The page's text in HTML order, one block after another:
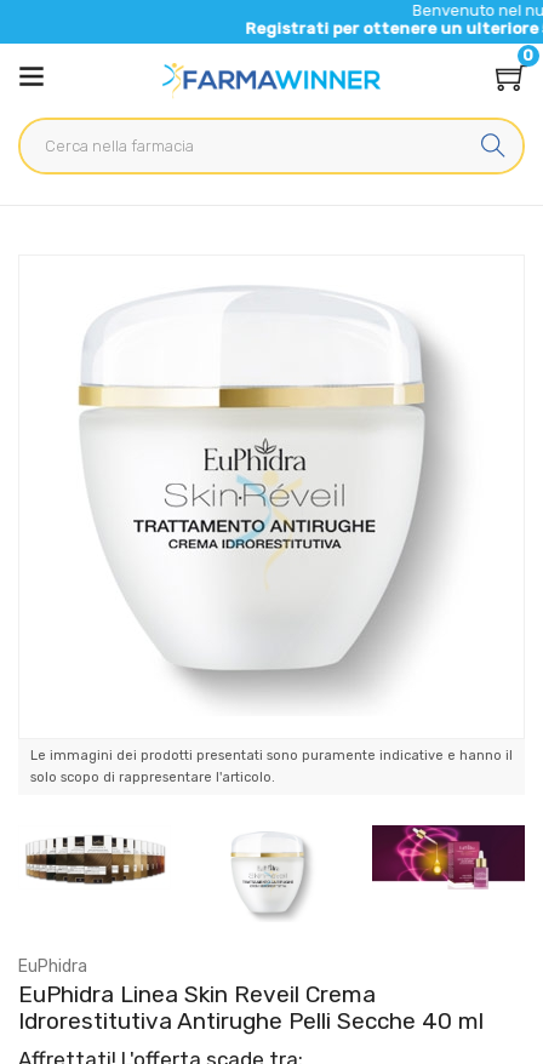
Benvenuto nel nuovo sito di
Registrati per ottenere un ulteriore 5% di
0
Pelli Secche 40 ml
Le immagini dei prodotti presentati sono puramente indicative e hanno il
solo scopo di rappresentare l'articolo.
EuPhidra
EuPhidra Linea Skin Reveil Crema
Idrorestitutiva Antirughe Pelli Secche 40 ml
Affrettati! L'offerta scade tra: